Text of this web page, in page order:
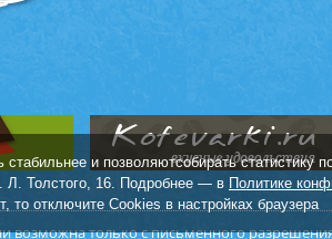
возможна только с письменного
и позволяютсобирать статистику
Толстого, 16. Подробнее — в Политике
отключите Cookies в настройках браузера